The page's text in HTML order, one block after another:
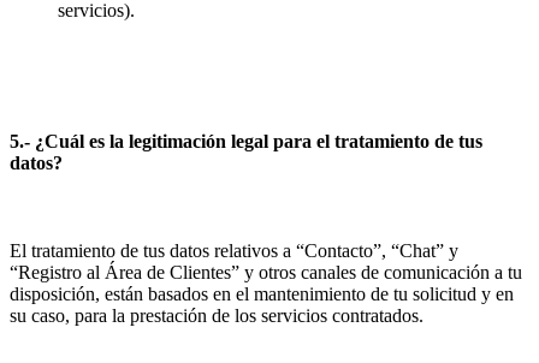
servicios).
5.- ¿Cuál es la legitimación legal para el tratamiento de tus
datos?
El tratamiento de tus datos relativos a “Contacto”, “Chat” y
“Registro al Área de Clientes” y otros canales de comunicación a tu
disposición, están basados en el mantenimiento de tu solicitud y en
su caso, para la prestación de los servicios contratados.